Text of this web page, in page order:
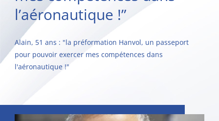
l’aéronautique !”
Alain, 51 ans : "la préformation Hanvol, un passeport
pour pouvoir exercer mes compétences dans
l'aéronautique !"